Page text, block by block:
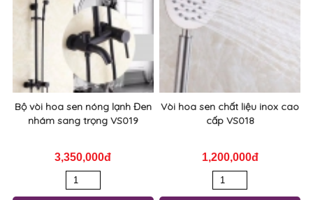
Bộ vòi hoa sen nóng lạnh Đen
nhám sang trọng VS019
3,350,000đ
Vòi hoa sen chất liệu inox cao
cấp VS018
1,200,000đ